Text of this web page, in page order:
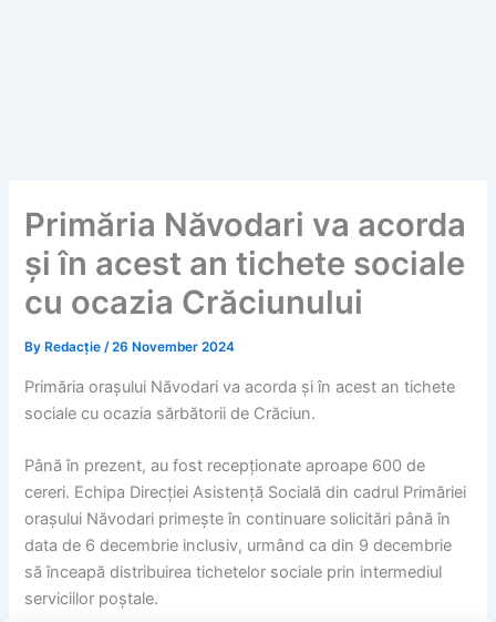
Primăria Năvodari va acorda
și în acest an tichete sociale
cu ocazia Crăciunului
By Redacție/26 November 2024
Primăria orașului Năvodari va acorda și în acest an tichete
sociale cu ocazia sărbătorii de Crăciun.
Până în prezent, au fost recepționate aproape 600 de
cereri. Echipa Direcției Asistență Socială din cadrul Primăriei
orașului Năvodari primește în continuare solicitări până în
data de 6 decembrie inclusiv, urmând ca din 9 decembrie
să înceapă distribuirea tichetelor sociale prin intermediul
serviciilor poștale.